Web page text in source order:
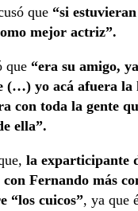
que “si
mejor actriz”.
que “era su amigo,
(…) yo acá afuera la
con toda la gente
ella”.
la exparticipante
Fernando más
“los cuicos”, ya que